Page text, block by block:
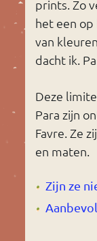
prints. Zo
het een
van
dacht ik.
Deze
Para zijn
Favre. Ze
en maten.
Zijn ze